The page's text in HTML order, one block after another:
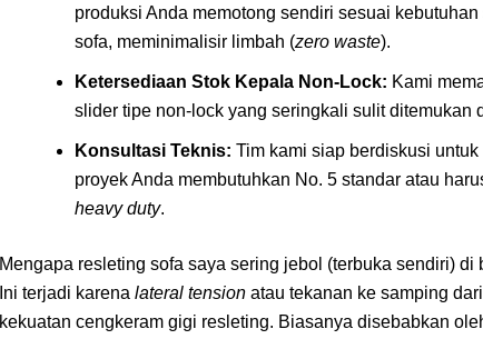
produksi Anda memotong sendiri sesuai
sofa, meminimalisir limbah (zero waste).
Ketersediaan Stok Kepala Non-Lock: Kami
slider tipe non-lock yang seringkali sulit ditemukan
Konsultasi Teknis: Tim kami siap berdiskusi
proyek Anda membutuhkan No. 5 standar atau
heavy duty.
Mengapa resleting sofa saya sering jebol (terbuka sendiri) di
Ini terjadi karena lateral tension atau tekanan ke samping
kekuatan cengkeram gigi resleting. Biasanya disebabkan